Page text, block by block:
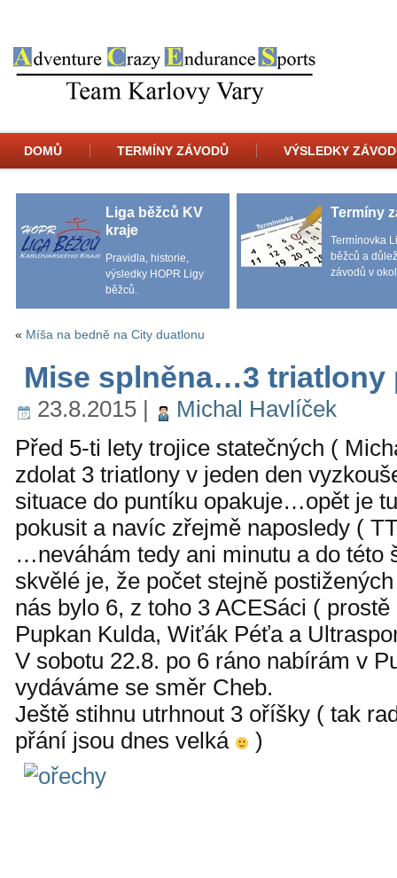
DOMŮ TERMÍNY ZÁVODŮ VÝSLEDKY
Liga běžců KV
kraje
Pravidla, historie,
výsledky HOPR Ligy
běžců.
Termíny
Termínovka
běžců a
závodů v
« Míša na bedně na City duatlonu
Mise splněna…3 triatlony
23.8.2015 |
Michal Havlíček
Před 5-ti lety trojice statečných (
zdolat 3 triatlony v jeden den
situace do puntíku opakuje…opět je
pokusit a navíc zřejmě naposledy (
…neváhám tedy ani minutu a do
skvělé je, že počet stejně
nás bylo 6, z toho 3 ACESáci (
Pupkan Kulda, Wiťák Péťa a
V sobotu 22.8. po 6 ráno nabírám v
vydáváme se směr Cheb.
Ještě stihnu utrhnout 3 oříšky ( tak
přání jsou dnes velká
)